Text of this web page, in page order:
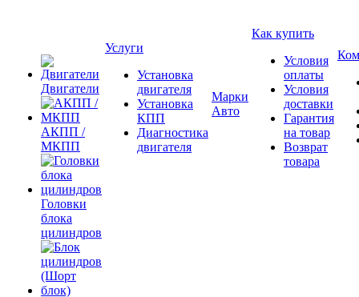
Двигатели
АКПП /
МКПП
Головки
блока
цилиндров
Услуги
Установка
двигателя
Установка
КПП
Диагностика
двигателя
Марки
Авто
Как купить
Условия
оплаты
Условия
доставки
Гарантия
на товар
Возврат
товара